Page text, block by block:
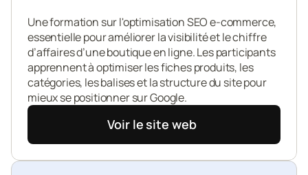
Une formation sur l'optimisation SEO e-commerce,
essentielle pour améliorer la visibilité et le chiffre
d’affaires d’une boutique en ligne. Les participants
apprennent à optimiser les fiches produits, les
catégories, les balises et la structure du site pour
mieux se positionner sur Google.
Voir le site web